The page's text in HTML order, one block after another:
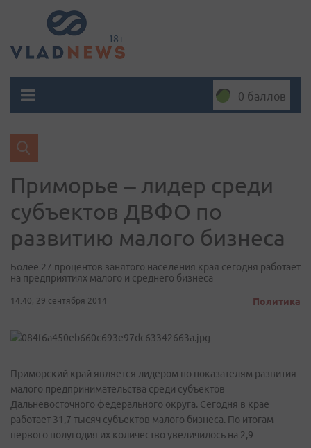
0 баллов
Приморье – лидер среди
субъектов ДВФО по
развитию малого бизнеса
Более 27 процентов занятого населения края сегодня работает
на предприятиях малого и среднего бизнеса
14:40, 29 сентября 2014 Политика
Приморский край является лидером по показателям развития
малого предпринимательства среди субъектов
Дальневосточного федерального округа. Сегодня в крае
работает 31,7 тысяч субъектов малого бизнеса. По итогам
первого полугодия их количество увеличилось на 2,9